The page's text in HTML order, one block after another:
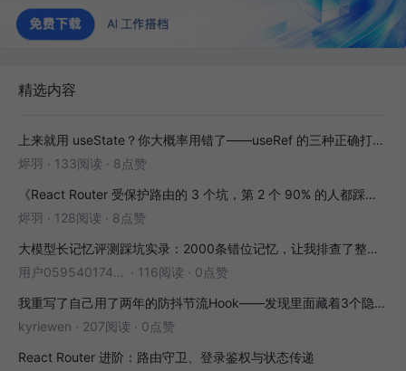
精选内容
上来就用 useState？你大概率用错了——useRef 的三种正确打开方式
烬羽 · 133阅读 · 8点赞
《React Router 受保护路由的 3 个坑，第 2 个 90% 的人都踩过》
烬羽 · 128阅读 · 8点赞
大模型长记忆评测踩坑实录：2000条错位记忆，让我排查了整整3小时
用户05954017446 · 116阅读 · 0点赞
我重写了自己用了两年的防抖节流Hook——发现里面藏着3个隐藏bug
kyriewen · 207阅读 · 0点赞
React Router 进阶：路由守卫、登录鉴权与状态传递